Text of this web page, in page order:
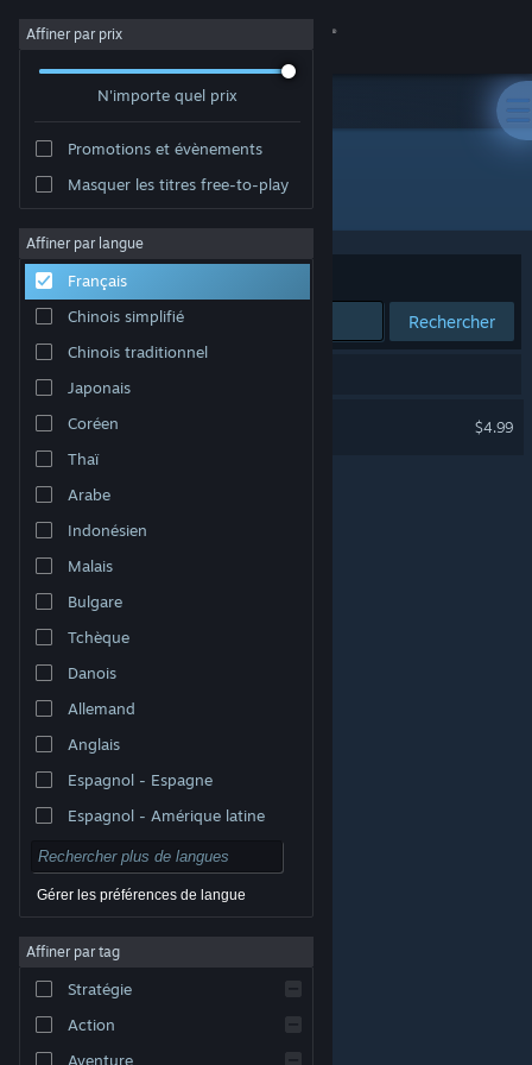
Se connecter
Magasin
À propos
Support
Changer la langue
Télécharger l'application mobile Steam
Voir version ordi. du site
© Valve Corporation. Tous droits réservés. Toutes les
titulaires aux États-Unis et dans d'autres pays.
Accessibilité
Remboursements
Affiner par prix
N'importe quel prix
Promotions et évènements
Masquer les titres free-to-play
Affiner par langue
Français
Chinois simplifié
Chinois traditionnel
Japonais
Coréen
Thaï
Arabe
Indonésien
Malais
Bulgare
Tchèque
Danois
Allemand
Anglais
Espagnol - Espagne
Espagnol - Amérique latine
Gérer les préférences de langue
Affiner par tag
Stratégie
Action
Aventure
Développement : Polyart Inc.
Trier par Pertinence
Rechercher
$4.99